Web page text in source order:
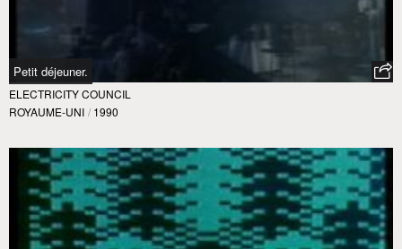
Petit déjeuner.
ELECTRICITY COUNCIL
ROYAUME-UNI / 1990